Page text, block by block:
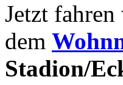
Jetzt
dem
Stadion/